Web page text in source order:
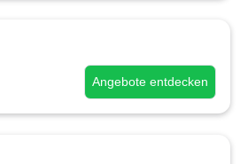
Angebote entdecken